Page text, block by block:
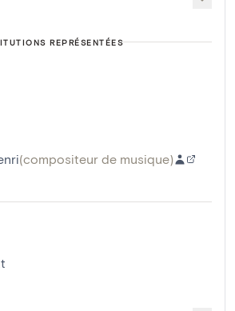
REPRÉSENTÉES
(compositeur de musique)